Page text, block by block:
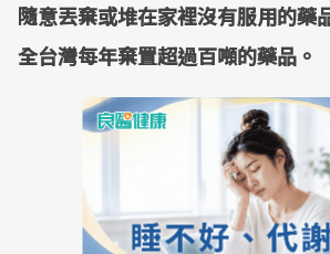
隨意丟棄或堆在家裡沒有服用的藥
全台灣每年棄置超過百噸的藥品。